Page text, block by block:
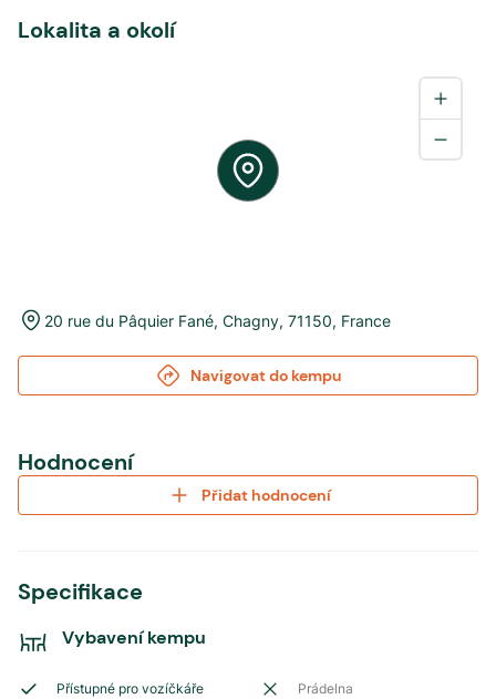
Lokalita a okolí
20 rue du Pâquier Fané, Chagny, 71150, France
Navigovat do kempu
Hodnocení
Přidat hodnocení
Specifikace
Vybavení kempu
Přístupné pro vozíčkáře Prádelna